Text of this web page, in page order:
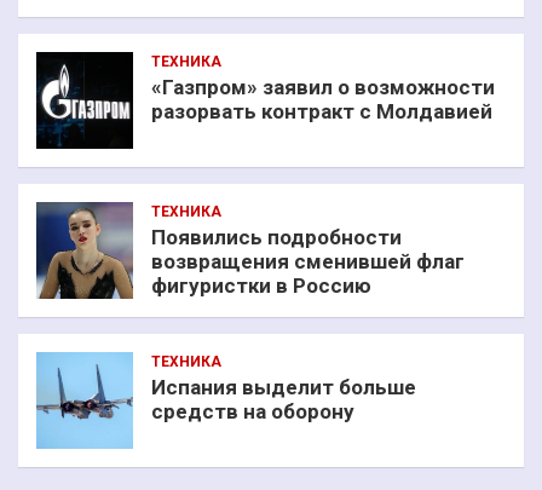
ТЕХНИКА
«Газпром» заявил о возможности
разорвать контракт с Молдавией
ТЕХНИКА
Появились подробности
возвращения сменившей флаг
фигуристки в Россию
ТЕХНИКА
Испания выделит больше
средств на оборону